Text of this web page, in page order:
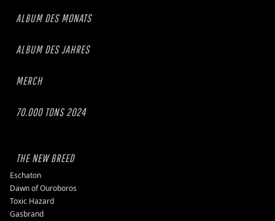
ALBUM DES MONATS
ALBUM DES JAHRES
MERCH
70.000 TONS 2024
THE NEW BREED
Eschaton
Dawn of Ouroboros
Toxic Hazard
Gasbrand